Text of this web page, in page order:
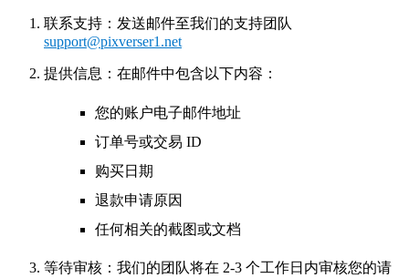
联系支持 ：发送邮件至我们的支持团队
support@pixverser1.net
提供信息 ：在邮件中包含以下内容：
您的账户电子邮件地址
订单号或交易 ID
购买日期
退款申请原因
任何相关的截图或文档
等待审核 ：我们的团队将在 2-3 个工作日内审核您的请